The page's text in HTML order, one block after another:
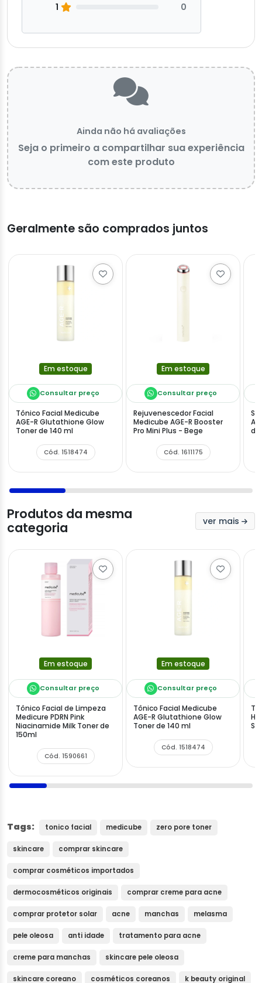
1
0
Ainda não há avaliações
Seja o primeiro a compartilhar sua experiência
com este produto
Geralmente são comprados juntos
Em estoque
Consultar preço
Tônico Facial Medicube
AGE-R Glutathione Glow
Toner de 140 ml
Cód. 1518474
Em estoque
Consultar preço
Rejuvenescedor Facial
Medicube AGE-R Booster
Pro Mini Plus - Bege
Cód. 1611175
de
Produtos da mesma
categoria
ver mais
Em estoque
Consultar preço
Tônico Facial de Limpeza
Medicure PDRN Pink
Niacinamide Milk Toner de
150ml
Cód. 1590661
Em estoque
Consultar preço
Tônico Facial Medicube
AGE-R Glutathione Glow
Toner de 140 ml
Cód. 1518474
Tags: tonico facial medicube zero pore toner
skincare comprar skincare
comprar cosméticos importados
dermocosméticos originais comprar creme para acne
comprar protetor solar acne manchas melasma
pele oleosa anti idade tratamento para acne
creme para manchas skincare pele oleosa
skincare coreano cosméticos coreanos k beauty original